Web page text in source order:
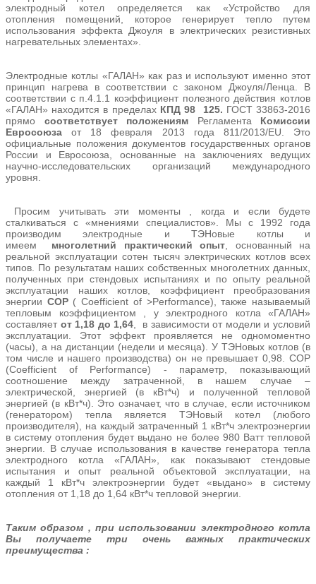
электродный котел определяется как «Устройство для
отопления помещений, которое генерирует тепло путем
использования эффекта Джоуля в электрических резистивных
нагревательных элементах».
Электродные котлы «ГАЛАН» как раз и используют именно этот
принцип нагрева в соответствии с законом Джоуля/Ленца. В
соответствии с п.4.1.1 коэффициент полезного действия котлов
«ГАЛАН» находится в пределах КПД98 125. ГОСТ 33863-2016
прямо соответствует положениям Регламента Комиссии
Евросоюза от 18 февраля 2013 года 811/2013/EU. Это
официальные положения документов государственных органов
России и Евросоюза, основанные на заключениях ведущих
научно-исследовательских организаций международного
уровня.
Просим учитывать эти моменты , когда и если будете
сталкиваться с «мнениями специалистов». Мы с 1992 года
производим электродные и ТЭНовые котлы и
имеем многолетний практический опыт , основанный на
реальной эксплуатации сотен тысяч электрических котлов всех
типов. По результатам наших собственных многолетних данных,
полученных при стендовых испытаниях и по опыту реальной
эксплуатации наших котлов, коэффициент преобразования
энергии СОР( Coefficient of >Performance), также называемый
тепловым коэффициентом , у электродного котла «ГАЛАН»
составляет от 1,18 до 1,64 , в зависимости от модели и условий
эксплуатации. Этот эффект проявляется не одномоментно
(часы), а на дистанции (недели и месяца). У ТЭНовых котлов (в
том числе и нашего производства) он не превышает 0,98. СОР
(Coefficient of Performance) - параметр, показывающий
соотношение между затраченной, в нашем случае –
электрической, энергией (в кВт*ч) и полученной тепловой
энергией (в кВт*ч). Это означает, что в случае, если источником
(генератором) тепла является ТЭНовый котел (любого
производителя), на каждый затраченный 1 кВт*ч электроэнергии
в систему отопления будет выдано не более 980 Ватт тепловой
энергии. В случае использования в качестве генератора тепла
электродного котла «ГАЛАН», как показывают стендовые
испытания и опыт реальной объектовой эксплуатации, на
каждый 1 кВт*ч электроэнергии будет «выдано» в систему
отопления от 1,18 до 1,64 кВт*ч тепловой энергии.
Таким образом , при использовании электродного котла
Вы получаете три очень важных практических
преимущества :